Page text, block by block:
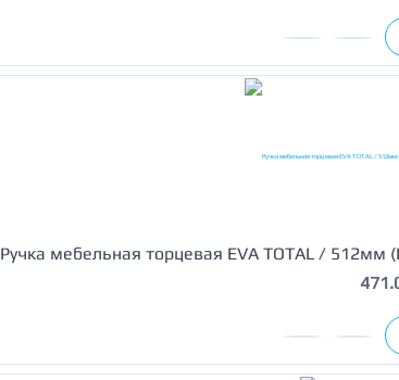
Ручка мебельная торцевая EVA TOTAL /